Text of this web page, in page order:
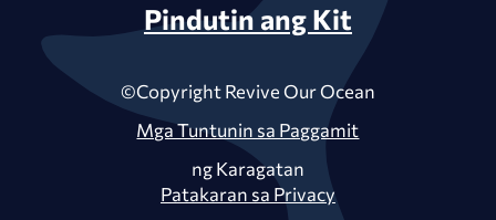
Pindutin ang Kit
©Copyright Revive Our Ocean
Mga Tuntunin sa Paggamit
ng Karagatan
Patakaran sa Privacy